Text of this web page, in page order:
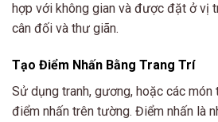
hợp với không gian và được đặt ở vị
cân đối và thư giãn.
Tạo Điểm Nhấn Bằng Trang Trí
Sử dụng tranh, gương, hoặc các món
điểm nhấn trên tường. Điểm nhấn là